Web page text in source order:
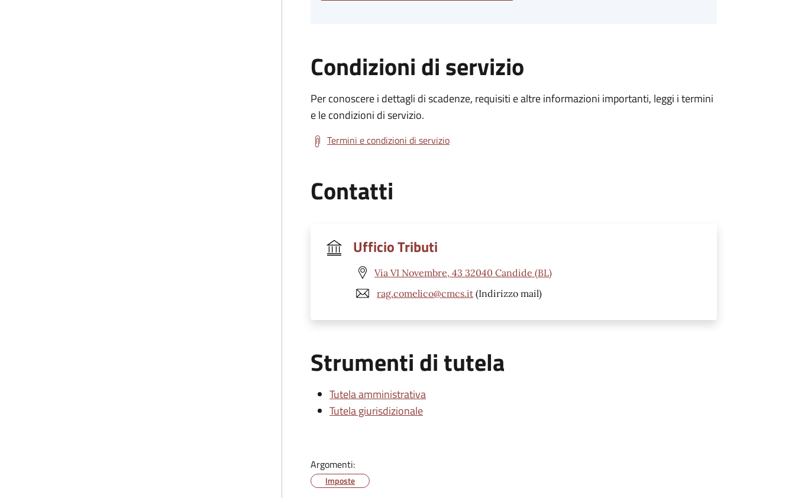
Condizioni di servizio
Per conoscere i dettagli di scadenze, requisiti e altre informazioni importanti, leggi i termini
e le condizioni di servizio.
Termini e condizioni di servizio
Contatti
Ufficio Tributi
Via VI Novembre, 43 32040 Candide (BL)
rag.comelico@cmcs.it (Indirizzo mail)
Strumenti di tutela
Tutela amministrativa
Tutela giurisdizionale
Argomenti:
Imposte